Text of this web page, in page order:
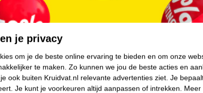
Duurzaamheid
Kinderdagverblijfservice
Werken bij
Informatiepagina's
je privacy
om je de beste online ervaring te bieden en om onze
te maken. Zo kunnen we jou de beste acties en
ook buiten Kruidvat.nl relevante advertenties ziet. Je
Je kunt je voorkeuren altijd aanpassen of intrekken. Meer